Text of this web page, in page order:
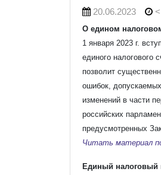
20.06.2023
О едином
1 января 2023 г.
единого налогового
позволит
ошибок,
изменений в части
российских
предусмотренных
Читать материал
Единый налоговый